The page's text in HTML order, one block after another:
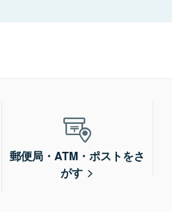
郵便局・ATM・ポストをさ
がす